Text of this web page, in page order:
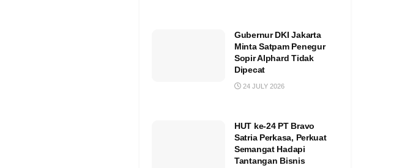
Gubernur DKI Jakarta
Minta Satpam Penegur
Sopir Alphard Tidak
Dipecat
24 JULY 2026
HUT ke-24 PT Bravo
Satria Perkasa, Perkuat
Semangat Hadapi
Tantangan Bisnis